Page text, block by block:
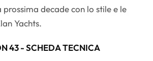
prossima decade con lo stile e le
Yachts.
43 - SCHEDA TECNICA